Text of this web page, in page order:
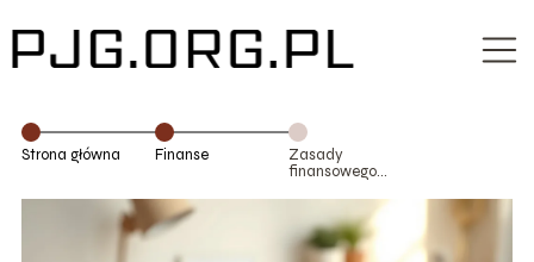
Strona główna Finanse
Zasady
finansowego
początkujących
– jak zacząć?